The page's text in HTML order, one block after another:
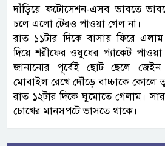
দাঁড়িয়ে ফটোসেশন-এসব ভাবতে
চলে এলো টেরও পাওয়া গেল না।
রাত ১১টার দিকে বাসায় ফিরে
দিয়ে শরীফের ওষুধের প্যাকেট
জানানোর পূর্বেই ছোট ছেলে
মোবাইল রেখে দৌঁড়ে বাচ্চাকে কোলে
রাত ১২টার দিকে ঘুমোতে গেলাম।
চোখের মানসপটে ভাসতে থাকে।